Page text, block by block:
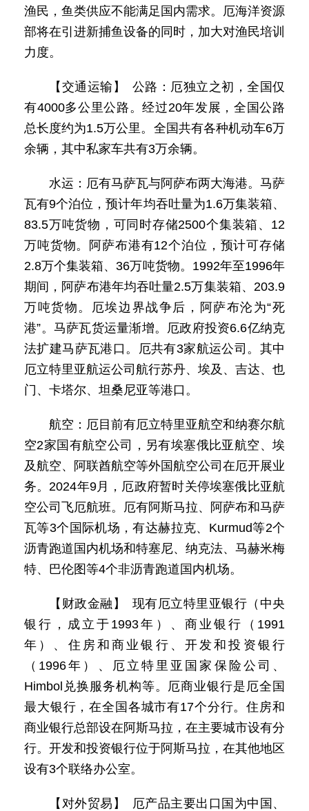
渔民，鱼类供应不能满足国内需求。厄海洋资源
部将在引进新捕鱼设备的同时，加大对渔民培训
力度。
【交通运输】 公路：厄独立之初，全国仅
有4000多公里公路。经过20年发展，全国公路
总长度约为1.5万公里。全国共有各种机动车6万
余辆，其中私家车共有3万余辆。
水运：厄有马萨瓦与阿萨布两大海港。马萨
瓦有9个泊位，预计年均吞吐量为1.6万集装箱、
83.5万吨货物，可同时存储2500个集装箱、12
万吨货物。阿萨布港有12个泊位，预计可存储
2.8万个集装箱、36万吨货物。1992年至1996年
期间，阿萨布港年均吞吐量2.5万集装箱、203.9
万吨货物。厄埃边界战争后，阿萨布沦为“死
港”。马萨瓦货运量渐增。厄政府投资6.6亿纳克
法扩建马萨瓦港口。厄共有3家航运公司。其中
厄立特里亚航运公司航行苏丹、埃及、吉达、也
门、卡塔尔、坦桑尼亚等港口。
航空：厄目前有厄立特里亚航空和纳赛尔航
空2家国有航空公司，另有埃塞俄比亚航空、埃
及航空、阿联酋航空等外国航空公司在厄开展业
务。2024年9月，厄政府暂时关停埃塞俄比亚航
空公司飞厄航班。厄有阿斯马拉、阿萨布和马萨
瓦等3个国际机场，有达赫拉克、Kurmud等2个
沥青跑道国内机场和特塞尼、纳克法、马赫米梅
特、巴伦图等4个非沥青跑道国内机场。
【财政金融】 现有厄立特里亚银行（中央
银行，成立于1993年）、商业银行（1991
年）、住房和商业银行、开发和投资银行
（1996年）、厄立特里亚国家保险公司、
Himbol兑换服务机构等。厄商业银行是厄全国
最大银行，在全国各城市有17个分行。住房和
商业银行总部设在阿斯马拉，在主要城市设有分
行。开发和投资银行位于阿斯马拉，在其他地区
设有3个联络办公室。
【对外贸易】 厄产品主要出口国为中国、